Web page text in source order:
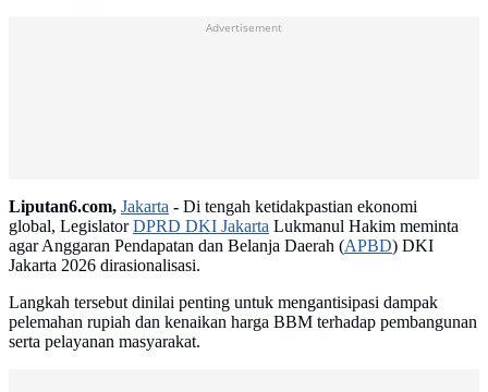
Advertisement
Liputan6.com, Jakarta - Di tengah ketidakpastian ekonomi
global, LegislatorDPRD DKI Jakarta Lukmanul Hakim meminta
agar Anggaran Pendapatan dan Belanja Daerah (APBD) DKI
Jakarta 2026 dirasionalisasi.
Langkah tersebut dinilai penting untuk mengantisipasi dampak
pelemahan rupiah dan kenaikan harga BBM terhadap pembangunan
serta pelayanan masyarakat.